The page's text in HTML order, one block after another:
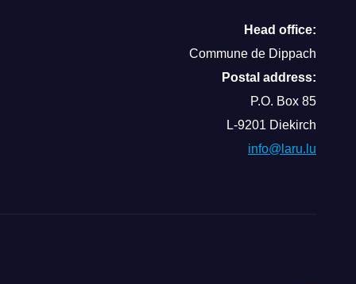
Head office:
Commune de Dippach
Postal address:
P.O. Box 85
L-9201 Diekirch
info@laru.lu